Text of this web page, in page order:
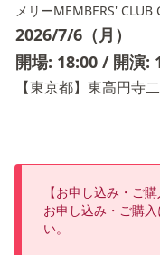
メリーMEMBERS' CLUB
2026/7/6（月）
開場: 18:00 / 開演:
【東京都】東高円寺
【お申し込み・ご
お申し込み・ご購
い。